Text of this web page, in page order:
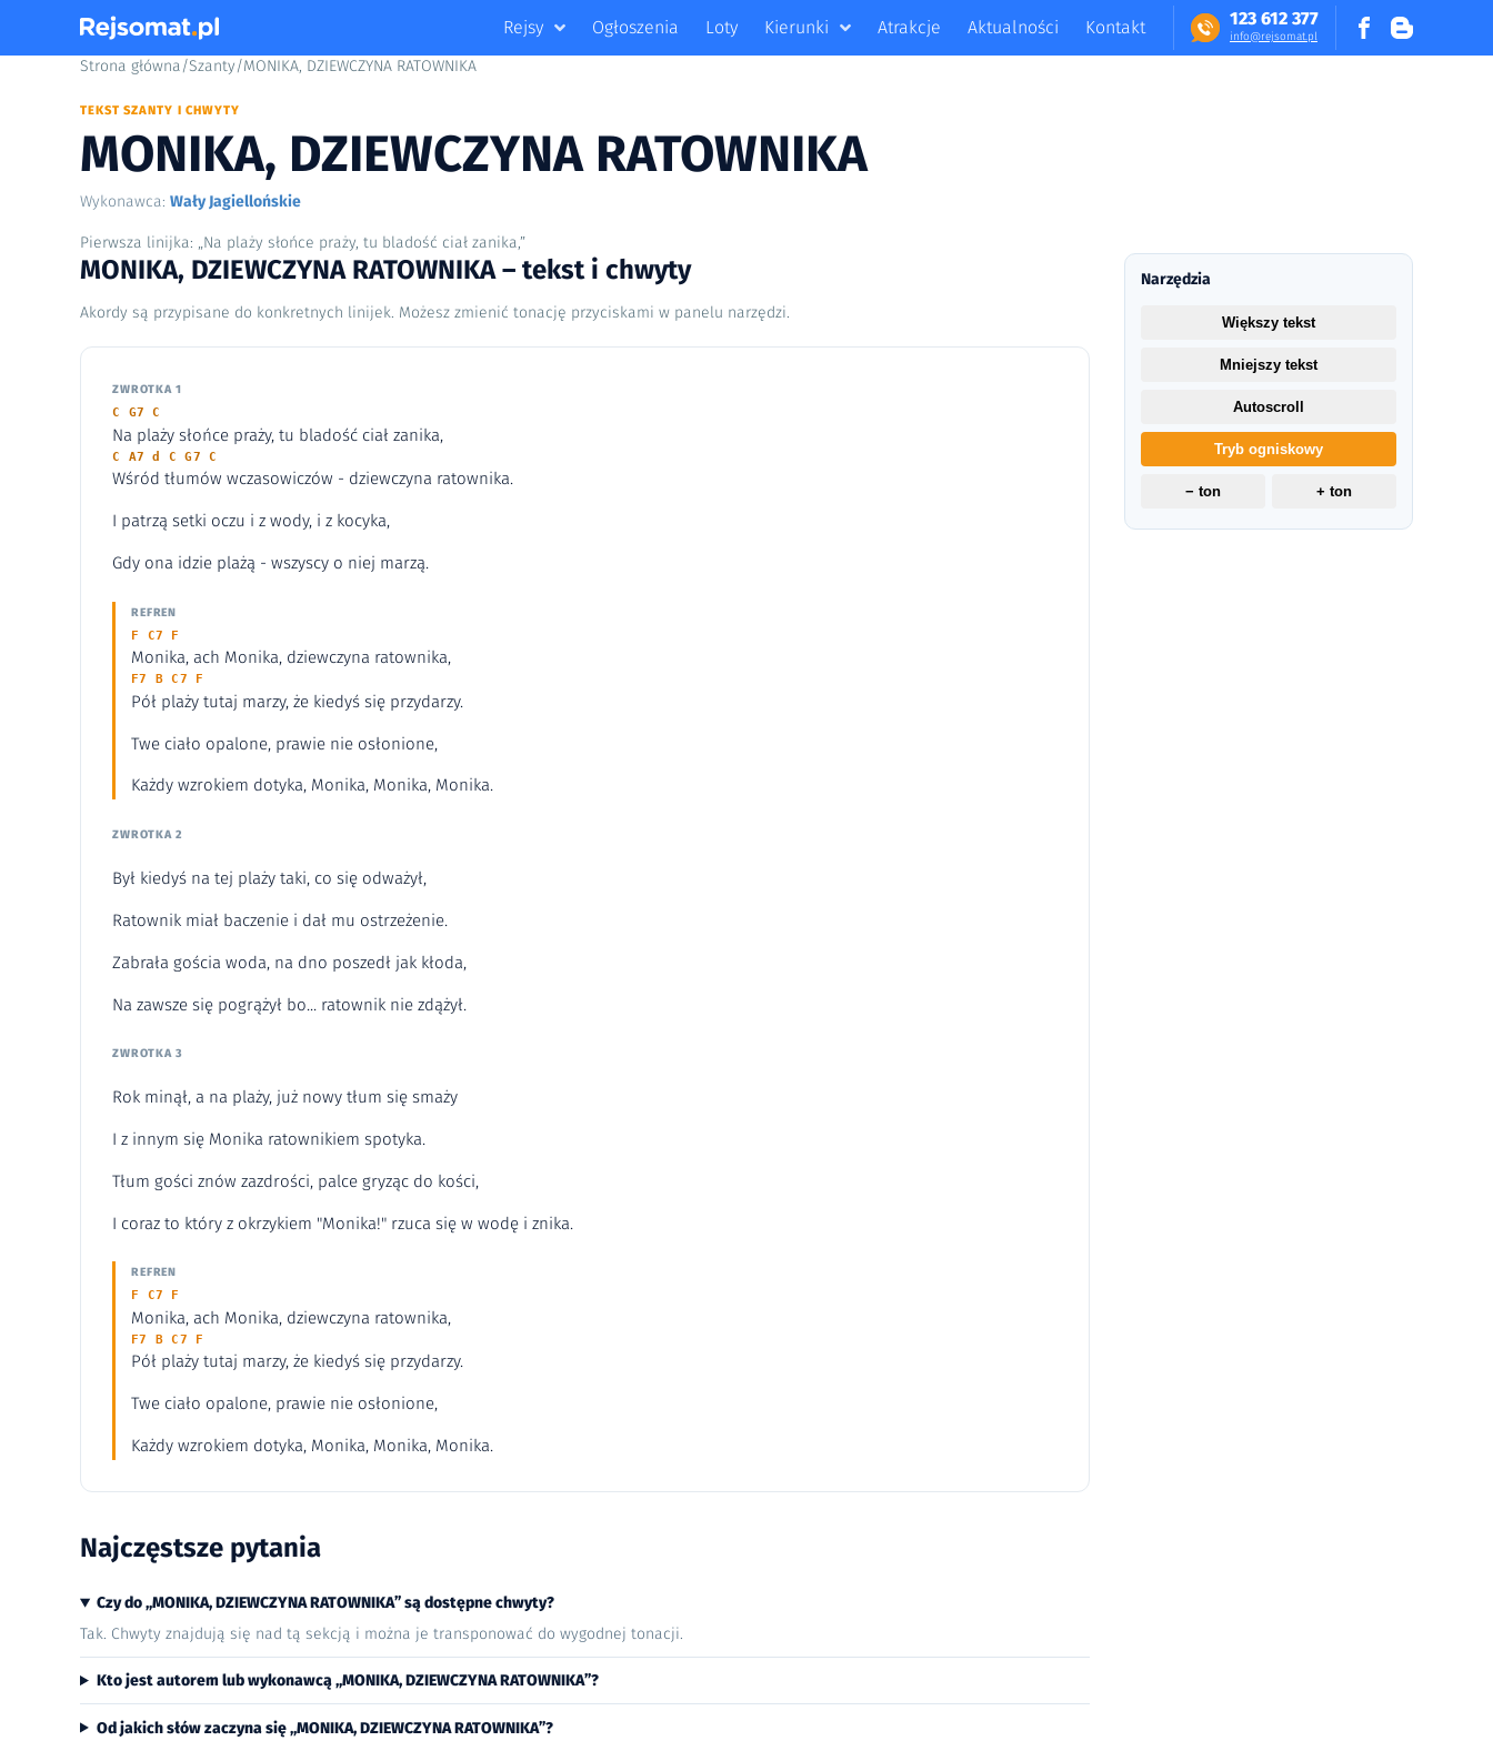
123 612 377
in​fo​@​​rej​somat​.​pl
Rejsy Ogłoszenia Loty Kierunki Atrakcje Aktualności Kontakt
Strona główna/Szanty/MONIKA, DZIEWCZYNA RATOWNIKA
TEKST SZANTY I CHWYTY
MONIKA, DZIEWCZYNA RATOWNIKA
Wykonawca: Wały Jagiellońskie
Pierwsza linijka: „Na plaży słońce praży, tu bladość ciał zanika,”
MONIKA, DZIEWCZYNA RATOWNIKA – tekst i chwyty
Akordy są przypisane do konkretnych linijek. Możesz zmienić tonację przyciskami w panelu narzędzi.
ZWROTKA 1
C G7 C
Na plaży słońce praży, tu bladość ciał zanika,
C A7 d C G7 C
Wśród tłumów wczasowiczów - dziewczyna ratownika.
I patrzą setki oczu i z wody, i z kocyka,
Gdy ona idzie plażą - wszyscy o niej marzą.
REFREN
F C7 F
Monika, ach Monika, dziewczyna ratownika,
F7 B C7 F
Pół plaży tutaj marzy, że kiedyś się przydarzy.
Twe ciało opalone, prawie nie osłonione,
Każdy wzrokiem dotyka, Monika, Monika, Monika.
ZWROTKA 2
Był kiedyś na tej plaży taki, co się odważył,
Ratownik miał baczenie i dał mu ostrzeżenie.
Zabrała gościa woda, na dno poszedł jak kłoda,
Na zawsze się pogrążył bo... ratownik nie zdążył.
ZWROTKA 3
Rok minął, a na plaży, już nowy tłum się smaży
I z innym się Monika ratownikiem spotyka.
Tłum gości znów zazdrości, palce gryząc do kości,
I coraz to który z okrzykiem "Monika!" rzuca się w wodę i znika.
REFREN
F C7 F
Monika, ach Monika, dziewczyna ratownika,
F7 B C7 F
Pół plaży tutaj marzy, że kiedyś się przydarzy.
Twe ciało opalone, prawie nie osłonione,
Każdy wzrokiem dotyka, Monika, Monika, Monika.
Najczęstsze pytania
Czy do „MONIKA, DZIEWCZYNA RATOWNIKA” są dostępne chwyty?
Tak. Chwyty znajdują się nad tą sekcją i można je transponować do wygodnej tonacji.
Kto jest autorem lub wykonawcą „MONIKA, DZIEWCZYNA RATOWNIKA”?
Od jakich słów zaczyna się „MONIKA, DZIEWCZYNA RATOWNIKA”?
Narzędzia
Większy tekst
Mniejszy tekst
Autoscroll
Tryb ogniskowy
− ton + ton